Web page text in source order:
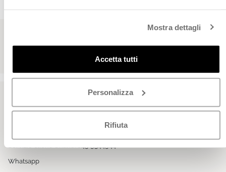
Mostra dettagli
Accetta tutti
Personalizza
Rifiuta
Siamo qui per te
8:00 - 13:00 / 14:00 - 17:00 (festività escluse)
Whatsapp